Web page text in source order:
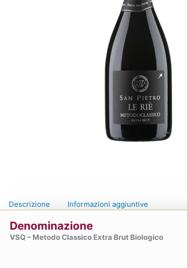
Descrizione Informazioni aggiuntive
Denominazione
VSQ – Metodo Classico Extra Brut Biologico